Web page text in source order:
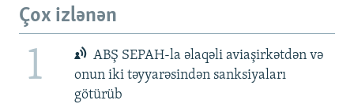
Çox izlənən
1
ABŞ SEPAH-la əlaqəli aviaşirkətdən və
onun iki təyyarəsindən sanksiyaları
götürüb